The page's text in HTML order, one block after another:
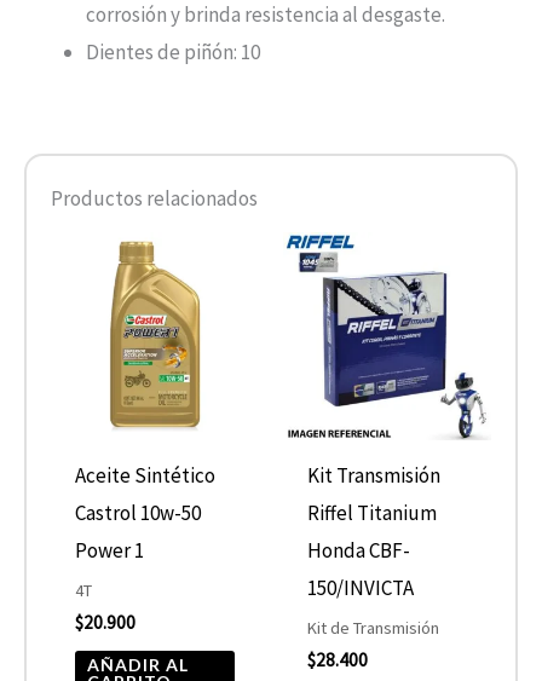
corrosión y brinda resistencia al desgaste.
Dientes de piñón: 10
Productos relacionados
Aceite Sintético
Castrol 10w-50
Power 1
4T
$20.900
AÑADIR AL
Kit Transmisión
Riffel Titanium
Honda CBF-
150/INVICTA
Kit de Transmisión
$28.400